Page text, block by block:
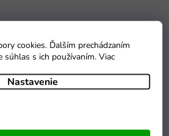
cookies. Ďalším prechádzaním
s ich používaním. Viac
Nastavenie